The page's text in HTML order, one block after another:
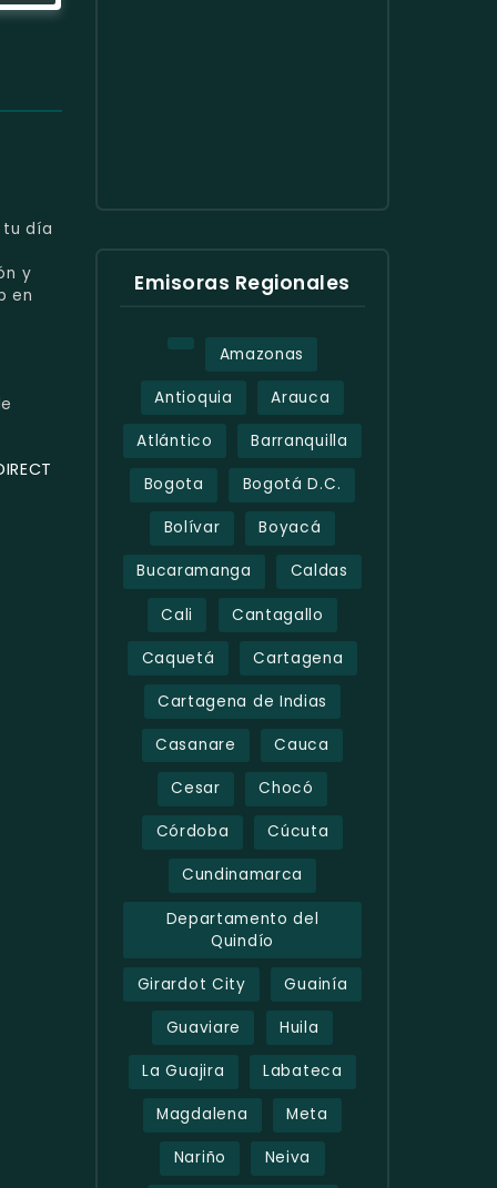
tu día
y
en
Emisoras Regionales
Amazonas
Antioquia Arauca
Atlántico Barranquilla
Bogota Bogotá D.C.
Bolívar Boyacá
Bucaramanga Caldas
Cali Cantagallo
Caquetá Cartagena
Cartagena de Indias
Casanare Cauca
Cesar Chocó
Córdoba Cúcuta
Cundinamarca
Departamento del
Quindío
Girardot City Guainía
Guaviare Huila
La Guajira Labateca
Magdalena Meta
Nariño Neiva